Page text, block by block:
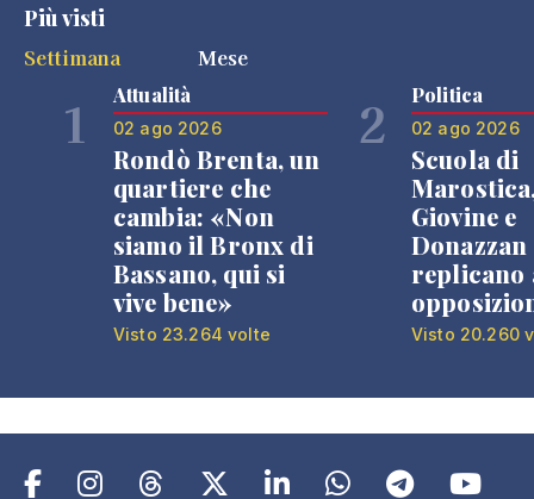
Più visti
Settimana
Mese
1 Attualità
02 ago 2026
Rondò Brenta, un
quartiere che
cambia: «Non
siamo il Bronx di
Bassano, qui si
vive bene»
Visto 23.264 volte
2 Politica
02 ago 2026
Scuola di
Giovine e
Donazzan
replicano
Visto 20.260